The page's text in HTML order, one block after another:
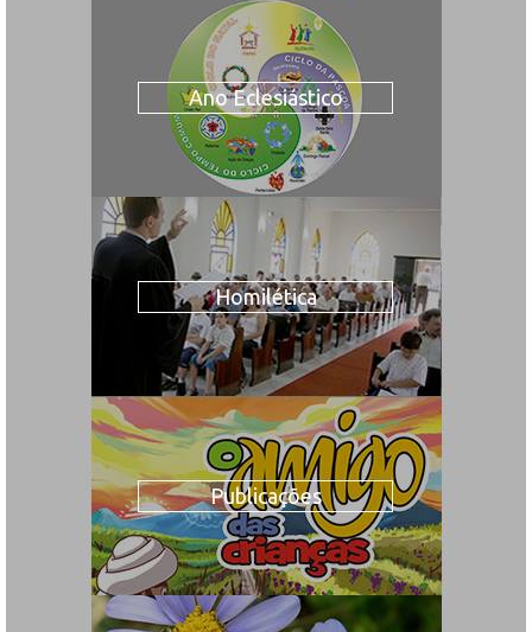
Ano Eclesiástico
Homilética
Publicações